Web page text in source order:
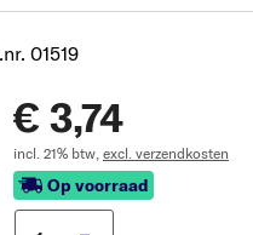
01519
€ 3,74
incl. 21% btw, excl. verzendkosten
Op voorraad